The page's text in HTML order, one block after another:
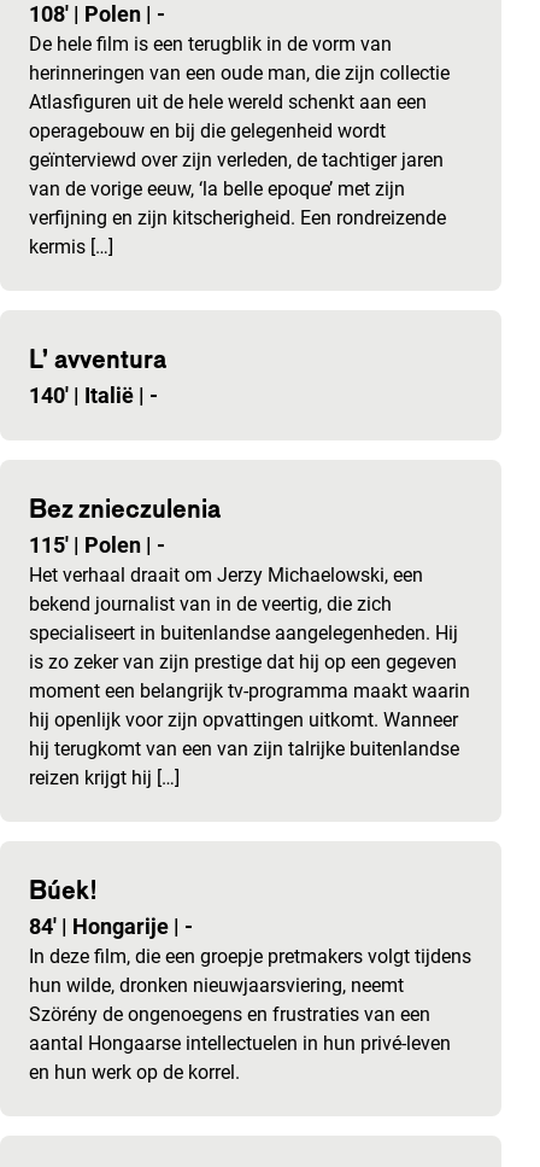
108' | Polen | -
De hele film is een terugblik in de vorm van
herinneringen van een oude man, die zijn collectie
Atlasfiguren uit de hele wereld schenkt aan een
operagebouw en bij die gelegenheid wordt
geïnterviewd over zijn verleden, de tachtiger jaren
van de vorige eeuw, ‘la belle epoque’ met zijn
verfijning en zijn kitscherigheid. Een rondreizende
kermis […]
L’ avventura
140' | Italië | -
Bez znieczulenia
115' | Polen | -
Het verhaal draait om Jerzy Michaelowski, een
bekend journalist van in de veertig, die zich
specialiseert in buitenlandse aangelegenheden. Hij
is zo zeker van zijn prestige dat hij op een gegeven
moment een belangrijk tv-programma maakt waarin
hij openlijk voor zijn opvattingen uitkomt. Wanneer
hij terugkomt van een van zijn talrijke buitenlandse
reizen krijgt hij […]
Búek!
84' | Hongarije | -
In deze film, die een groepje pretmakers volgt tijdens
hun wilde, dronken nieuwjaarsviering, neemt
Szörény de ongenoegens en frustraties van een
aantal Hongaarse intellectuelen in hun privé-leven
en hun werk op de korrel.